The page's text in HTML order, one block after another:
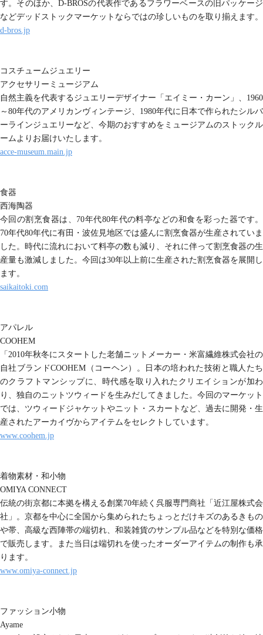
す。そのほか、D-BROSの代表作であるフラワーベースの旧パッケージ
などデッドストックマーケットならではの珍しいものを取り揃えます。
d-bros.jp
コスチュームジュエリー
アクセサリーミュージアム
自然主義を代表するジュエリーデザイナー「エイミー・カーン」、1960
～80年代のアメリカンヴィンテージ、1980年代に日本で作られたシルバ
ーラインジュエリーなど、今期のおすすめをミュージアムのストックル
ームよりお届けいたします。
acce-museum.main.jp
食器
西海陶器
今回の割烹食器は、70年代80年代の料亭などの和食を彩った器です。
70年代80年代に有田・波佐見地区では盛んに割烹食器が生産されていま
した。時代に流れにおいて料亭の数も減り、それに伴って割烹食器の生
産量も激減しました。今回は30年以上前に生産された割烹食器を展開し
ます。
saikaitoki.com
アパレル
COOHEM
「2010年秋冬にスタートした老舗ニットメーカー・米富繊維株式会社の
自社ブランドCOOHEM（コーヘン）。日本の培われた技術と職人たち
のクラフトマンシップに、時代感を取り入れたクリエイションが加わ
り、独自のニットツウィードを生みだしてきました。今回のマーケット
では、ツウィードジャケットやニット・スカートなど、過去に開発・生
産されたアーカイヴからアイテムをセレクトしています。
www.coohem.jp
着物素材・和小物
OMIYA CONNECT
伝統の街京都に本拠を構える創業70年続く呉服専門商社「近江屋株式会
社」。京都を中心に全国から集められたちょっとだけキズのあるきもの
や帯、高級な西陣帯の端切れ、和装雑貨のサンプル品などを特別な価格
で販売します。また当日は端切れを使ったオーダーアイテムの制作も承
ります。
www.omiya-connect.jp
ファッション小物
Ayame